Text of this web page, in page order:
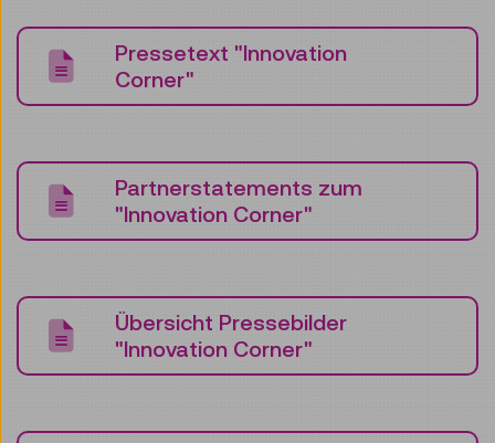
Pressetext "Innovation
Corner"
Partnerstatements zum
"Innovation Corner"
Übersicht Pressebilder
"Innovation Corner"